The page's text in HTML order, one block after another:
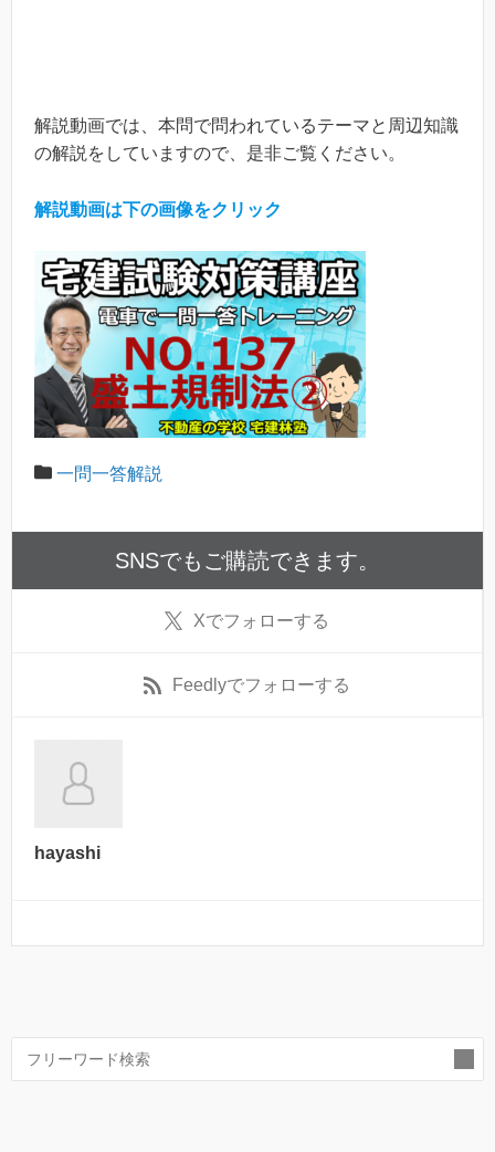
解説動画では、本問で問われているテーマと周辺知識
の解説をしていますので、是非ご覧ください。
解説動画は下の画像をクリック
一問一答解説
SNSでもご購読できます。
Xでフォローする
Feedlyでフォローする
hayashi